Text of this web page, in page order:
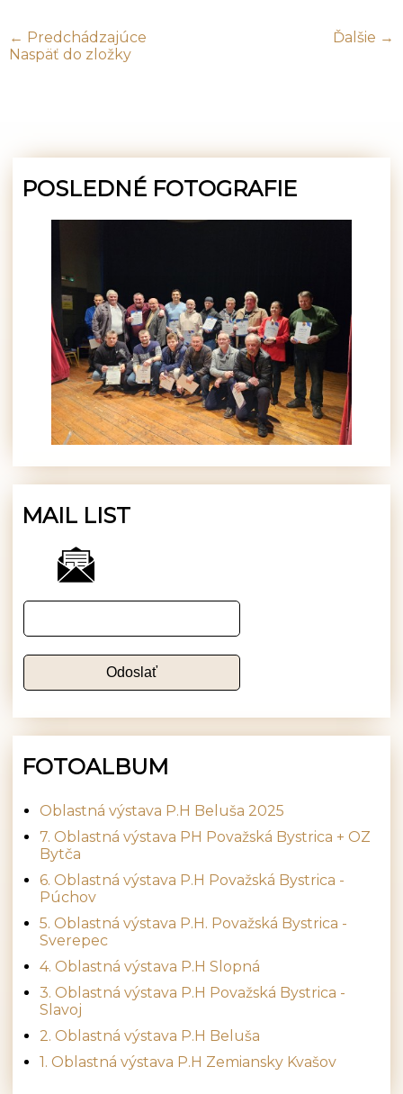
← Predchádzajúce
Ďalšie →
Naspäť do zložky
POSLEDNÉ FOTOGRAFIE
MAIL LIST
FOTOALBUM
Oblastná výstava P.H Beluša 2025
7. Oblastná výstava PH Považská Bystrica + OZ
Bytča
6. Oblastná výstava P.H Považská Bystrica -
Púchov
5. Oblastná výstava P.H. Považská Bystrica -
Sverepec
4. Oblastná výstava P.H Slopná
3. Oblastná výstava P.H Považská Bystrica -
Slavoj
2. Oblastná výstava P.H Beluša
1. Oblastná výstava P.H Zemiansky Kvašov